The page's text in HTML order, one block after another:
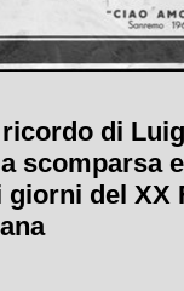
di
scomparsa
giorni del XX